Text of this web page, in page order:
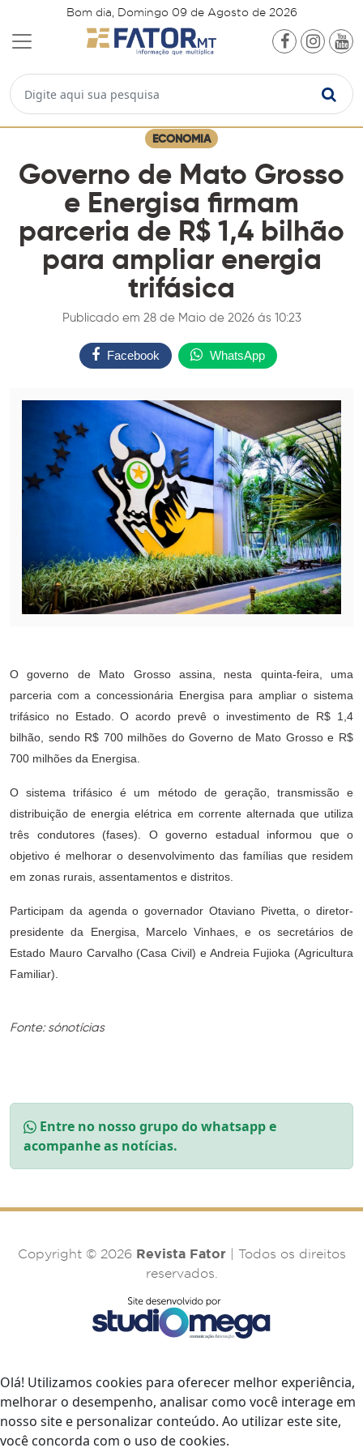
Bom dia, Domingo 09 de Agosto de 2026
ECONOMIA
Governo de Mato Grosso
e Energisa firmam
parceria de R$ 1,4 bilhão
para ampliar energia
trifásica
Publicado em 28 de Maio de 2026 ás 10:23
Facebook WhatsApp
O governo de Mato Grosso assina, nesta quinta-feira, uma
parceria com a concessionária Energisa para ampliar o sistema
trifásico no Estado. O acordo prevê o investimento de R$ 1,4
bilhão, sendo R$ 700 milhões do Governo de Mato Grosso e R$
700 milhões da Energisa.
O sistema trifásico é um método de geração, transmissão e
distribuição de energia elétrica em corrente alternada que utiliza
três condutores (fases). O governo estadual informou que o
objetivo é melhorar o desenvolvimento das famílias que residem
em zonas rurais, assentamentos e distritos.
Participam da agenda o governador Otaviano Pivetta, o diretor-
presidente da Energisa, Marcelo Vinhaes, e os secretários de
Estado Mauro Carvalho (Casa Civil) e Andreia Fujioka (Agricultura
Familiar).
Fonte: sónotícias
Entre no nosso grupo do whatsapp e
acompanhe as notícias.
Copyright © 2026 Revista Fator| Todos os direitos
reservados.
Olá! Utilizamos cookies para oferecer melhor experiência,
melhorar o desempenho, analisar como você interage em
nosso site e personalizar conteúdo. Ao utilizar este site,
você concorda com o uso de cookies.